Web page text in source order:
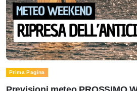
Prima Pagina